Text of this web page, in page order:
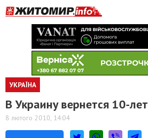
УКРАЇНА
В Украину вернется 10-
8 лютого 2010, 14:04